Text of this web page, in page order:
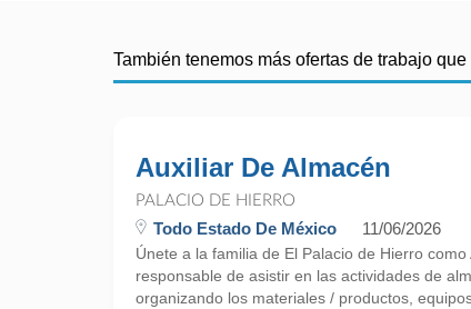
También tenemos más ofertas de trabajo
Auxiliar De Almacén
PALACIO DE HIERRO
Todo Estado De México 11/06/2026
Únete a la familia de El Palacio de Hierro
responsable de asistir en las actividades de
organizando los materiales / productos,